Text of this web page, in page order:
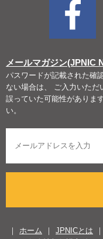
メールマガジン(JPNIC
パスワードが記載された確
ない場合は、 ご入力いただ
誤っていた可能性がありま
い。
ホーム JPNICとは